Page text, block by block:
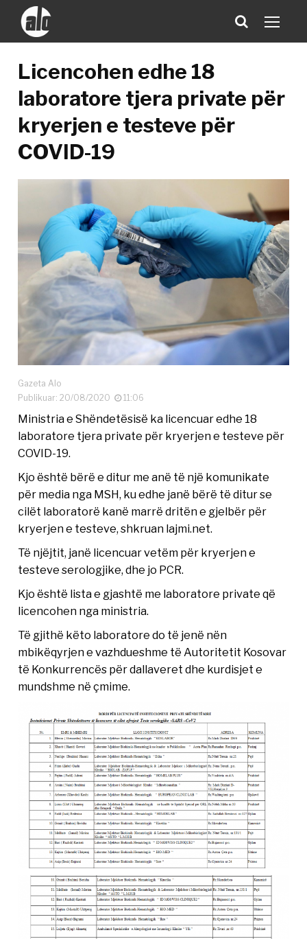
Licencohen edhe 18
laboratore tjera private për
kryerjen e testeve për
COVID-19
Gazeta Alo
Publikuar: 20/08/2020
11:06
Ministria e Shëndetësisë ka licencuar edhe 18
laboratore tjera private për kryerjen e testeve për
COVID-19.
Kjo është bërë e ditur me anë të një komunikate
për media nga MSH, ku edhe janë bërë të ditur se
cilët laboratorë kanë marrë dritën e gjelbër për
kryerjen e testeve, shkruan lajmi.net.
Të njëjtit, janë licencuar vetëm për kryerjen e
testeve serologjike, dhe jo PCR.
Kjo është lista e gjashtë me laboratore private që
licencohen nga ministria.
Të gjithë këto laboratore do të jenë nën
mbikëqyrjen e vazhdueshme të Autoritetit Kosovar
të Konkurrencës për dallaveret dhe kurdisjet e
mundshme në çmime.